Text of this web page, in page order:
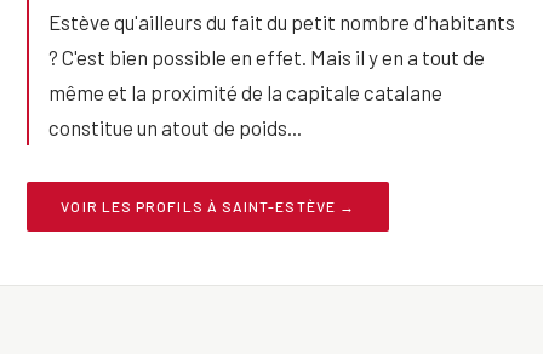
Estève qu'ailleurs du fait du petit nombre d'habitants
? C'est bien possible en effet. Mais il y en a tout de
même et la proximité de la capitale catalane
constitue un atout de poids...
VOIR LES PROFILS À SAINT-ESTÈVE →